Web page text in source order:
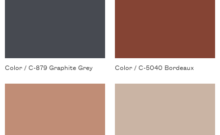
Color / C-879 Graphite Grey Color / C-5040 Bordeaux